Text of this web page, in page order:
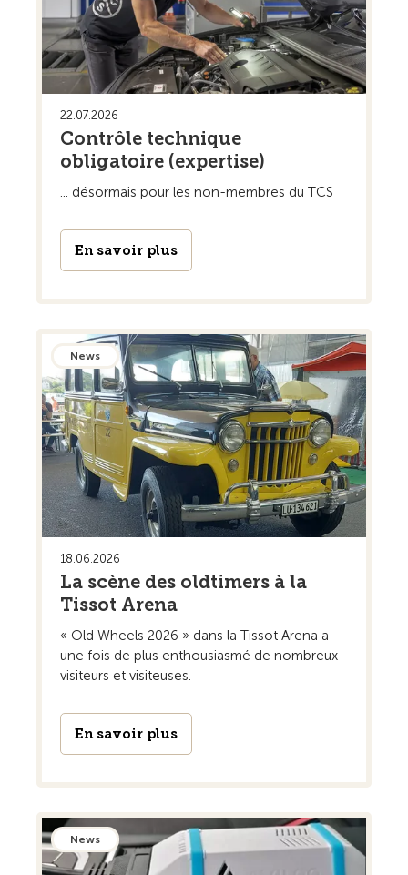
22.07.2026
Contrôle technique
obligatoire (expertise)
... désormais pour les non-membres du TCS
En savoir plus
News
18.06.2026
La scène des oldtimers à la
Tissot Arena
« Old Wheels 2026 » dans la Tissot Arena a
une fois de plus enthousiasmé de nombreux
visiteurs et visiteuses.
En savoir plus
News